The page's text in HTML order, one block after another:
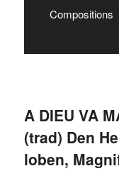
A DIEU VA
(trad) Den
loben,
Compositions